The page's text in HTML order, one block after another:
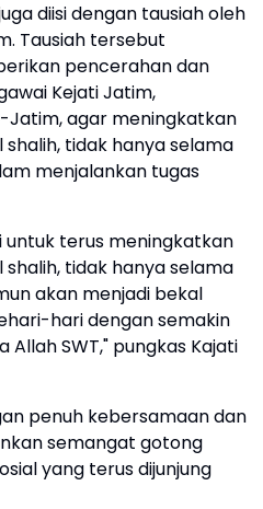
diisi dengan tausiah oleh
Tausiah tersebut
pencerahan dan
Kejati Jatim,
Jatim, agar meningkatkan
tidak hanya selama
menjalankan tugas
terus meningkatkan
tidak hanya selama
akan menjadi bekal
hari dengan semakin
SWT," pungkas Kajati
penuh kebersamaan dan
semangat gotong
yang terus dijunjung